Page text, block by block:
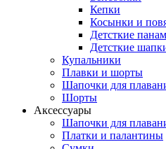
Кепки
Косынки и
Детсткие
Детсткие
Купальники
Плавки и шорты
Шапочки для
Шорты
Аксессуары
Шапочки для
Платки и палантины